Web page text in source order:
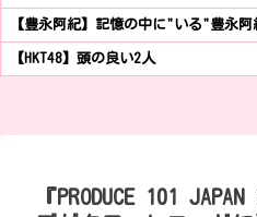
【豊永阿紀】記憶の中に"いる"豊永
【HKT48】頭の良い2人
『PRODUCE 101